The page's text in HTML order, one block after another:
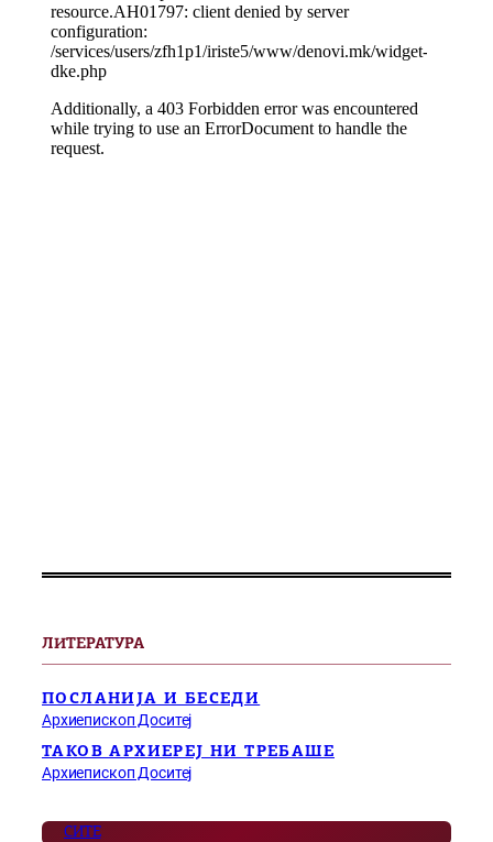
ЛИТЕРАТУРА
ПОСЛАНИЈА И БЕСЕДИ
Архиепископ Доситеј
ТАКОВ АРХИЕРЕЈ НИ ТРЕБАШЕ
Архиепископ Доситеј
СИТЕ